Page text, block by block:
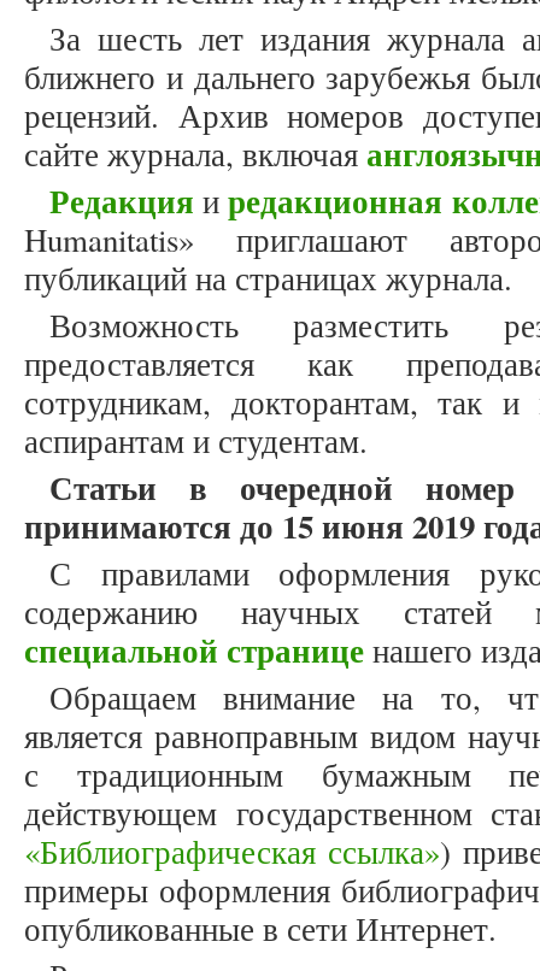
За шесть лет издания журнала
ближнего и дальнего зарубежья
рецензий. Архив номеров
сайте журнала, включая
Редакция иредакционная
Humanitatis» приглашают
публикаций на страницах журнала.
Возможность разместить
предоставляется как
сотрудникам, докторантам, так
аспирантам и студентам.
Статьи в очередной
принимаются до 15 июня 2019
С правилами оформления
содержанию научных
специальной страниценашего
Обращаем внимание на то,
является равноправным видом
с традиционным бумажным
действующем государственном
«Библиографическая ссылка»)
примеры оформления
опубликованные в сети Интернет.